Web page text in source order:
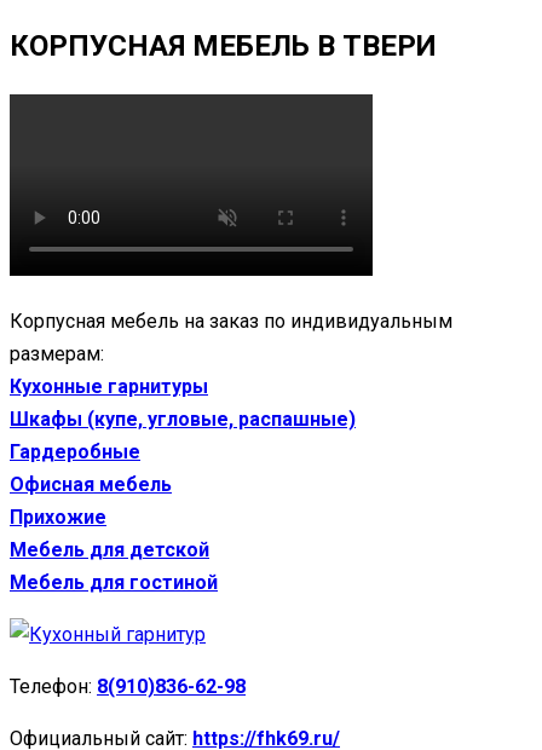
КОРПУСНАЯ МЕБЕЛЬ В ТВЕРИ
Корпусная мебель на заказ по индивидуальным
размерам:
Кухонные гарнитуры
Шкафы (купе, угловые, распашные)
Гардеробные
Офисная мебель
Прихожие
Мебель для детской
Мебель для гостиной
Телефон: 8(910)836-62-98
Официальный сайт: https://fhk69.ru/